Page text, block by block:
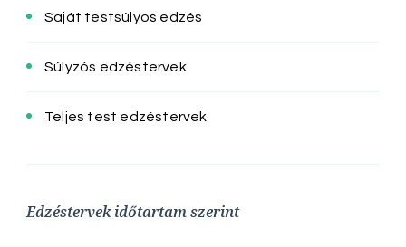
Saját testsúlyos edzés
Súlyzós edzéstervek
Teljes test edzéstervek
Edzéstervek időtartam szerint